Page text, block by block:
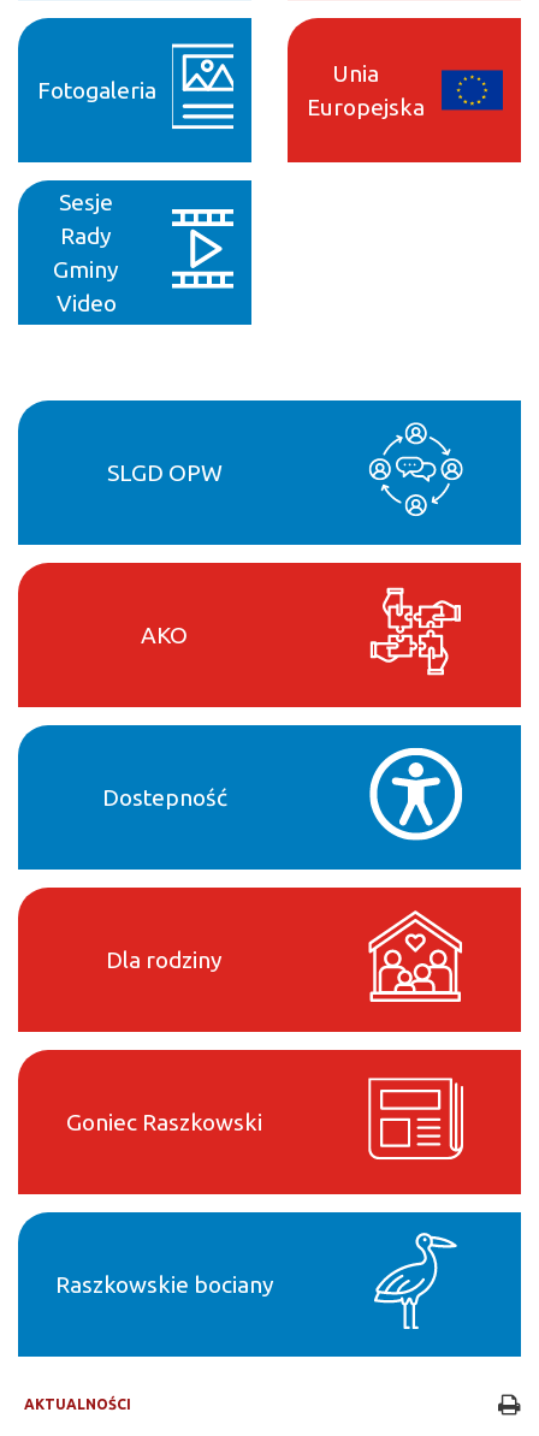
Fotogaleria
Sesje
Rady
Gminy
Video
Unia
Europejska
SLGD OPW
AKO
Dostepność
Dla rodziny
Goniec Raszkowski
Raszkowskie bociany
AKTUALNOŚCI